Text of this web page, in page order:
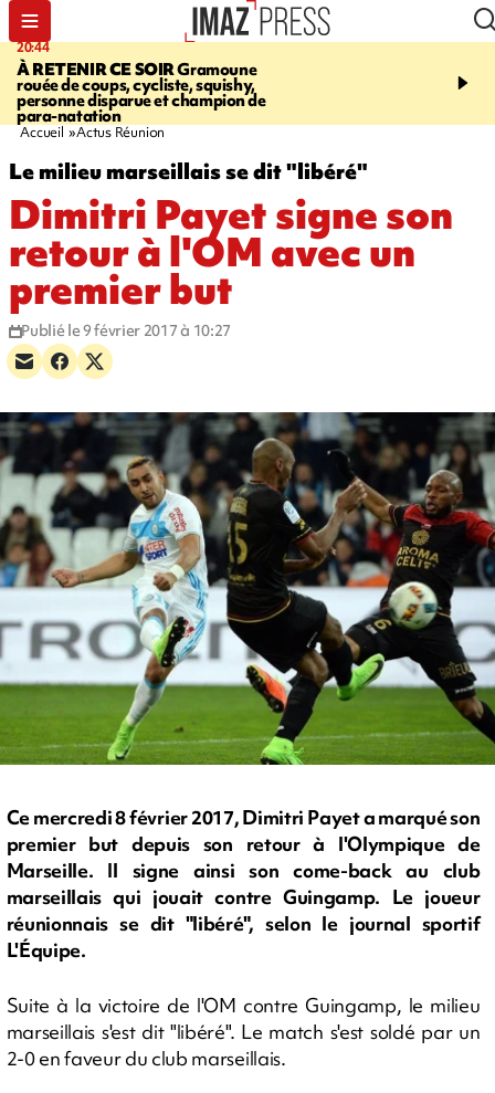
20:44
À RETENIR CE SOIRGramoune
rouée de coups, cycliste, squishy,
personne disparue et champion de
para-natation
20:35
assure que le
Accueil Actus Réunion
Le milieu marseillais se dit "libéré"
Dimitri Payet signe son
retour à l'OM avec un
premier but
Publié le 9 février 2017 à 10:27
Ce mercredi 8 février 2017, Dimitri Payet a marqué son
premier but depuis son retour à l'Olympique de
Marseille. Il signe ainsi son come-back au club
marseillais qui jouait contre Guingamp. Le joueur
réunionnais se dit "libéré", selon le journal sportif
L'Équipe.
Suite à la victoire de l'OM contre Guingamp, le milieu
marseillais s'est dit "libéré". Le match s'est soldé par un
2-0 en faveur du club marseillais.